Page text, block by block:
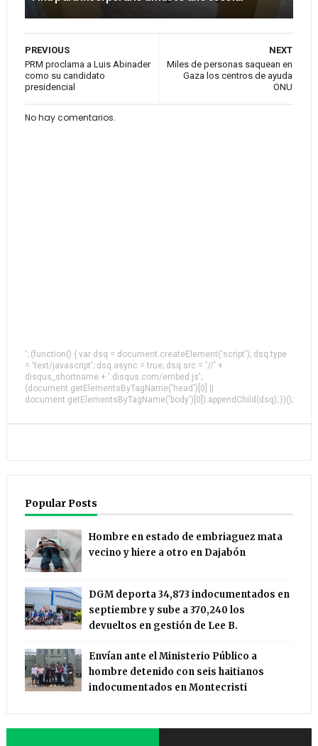
NEXT
Miles de personas saquean en
Gaza los centros de ayuda
ONU
PREVIOUS
PRM proclama a Luis Abinader
como su candidato
presidencial
No hay comentarios.
'; (function() { var dsq = document.createElement('script'); dsq.type
= 'text/javascript'; dsq.async = true; dsq.src = '//' +
disqus_shortname + '.disqus.com/embed.js';
(document.getElementsByTagName('head')[0] ||
document.getElementsByTagName('body')[0]).appendChild(dsq); })();
Popular Posts
Hombre en estado de embriaguez mata
vecino y hiere a otro en Dajabón
DGM deporta 34,873 indocumentados en
septiembre y sube a 370,240 los
devueltos en gestión de Lee B.
Envían ante el Ministerio Público a
hombre detenido con seis haitianos
indocumentados en Montecristi